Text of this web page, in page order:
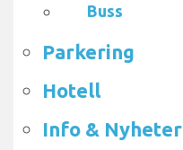
Buss
Parkering
Hotell
Info & Nyheter